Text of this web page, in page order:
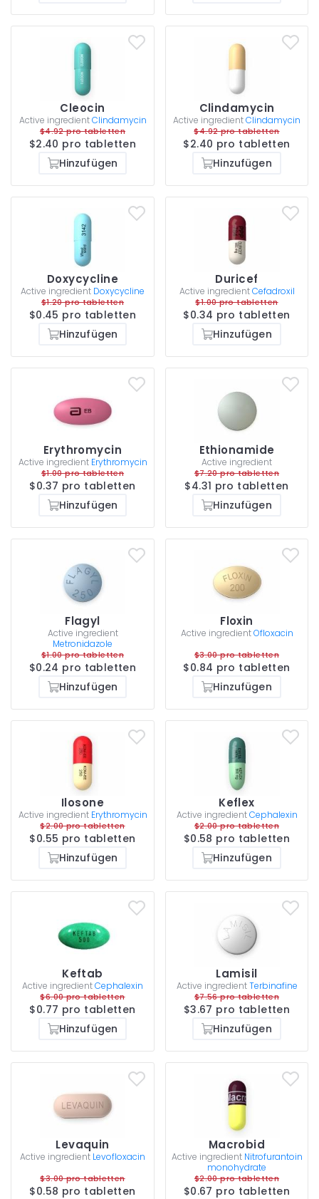
Cleocin
Active ingredient Clindamycin
$4.92 pro tabletten
$2.40 pro tabletten
Hinzufügen
Clindamycin
Active ingredientClindamycin
$4.92 pro tabletten
$2.40 pro tabletten
Hinzufügen
Doxycycline
Active ingredient Doxycycline
$1.20 pro tabletten
$0.45 pro tabletten
Hinzufügen
Duricef
Active ingredient Cefadroxil
$1.00 pro tabletten
$0.34 pro tabletten
Hinzufügen
Erythromycin
Active ingredient Erythromycin
$1.00 pro tabletten
$0.37 pro tabletten
Hinzufügen
Ethionamide
Active ingredient
$7.20 pro tabletten
$4.31 pro tabletten
Hinzufügen
Flagyl
Active ingredient
Metronidazole
$1.00 pro tabletten
$0.24 pro tabletten
Hinzufügen
Floxin
Active ingredient Ofloxacin
$3.00 pro tabletten
$0.84 pro tabletten
Hinzufügen
Ilosone
Active ingredient Erythromycin
$2.00 pro tabletten
$0.55 pro tabletten
Hinzufügen
Keflex
Active ingredient Cephalexin
$2.00 pro tabletten
$0.58 pro tabletten
Hinzufügen
Keftab
Active ingredientCephalexin
$6.00 pro tabletten
$0.77 pro tabletten
Hinzufügen
Lamisil
Active ingredient Terbinafine
$7.56 pro tabletten
$3.67 pro tabletten
Hinzufügen
Levaquin
Active ingredient Levofloxacin
$3.00 pro tabletten
$0.58 pro tabletten
Macrobid
Active ingredient Nitrofurantoin
monohydrate
$2.00 pro tabletten
$0.67 pro tabletten